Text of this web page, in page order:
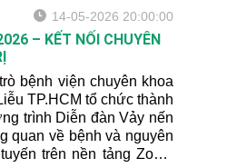
đến từ nhiều tỉnh thành
14-05-2026 20:00:00
– KẾT NỐI CHUYÊN
bệnh viện chuyên khoa
TP.HCM tổ chức thành
trình Diễn đàn Vảy nến
quan về bệnh và nguyên
trên nền tảng Zoom